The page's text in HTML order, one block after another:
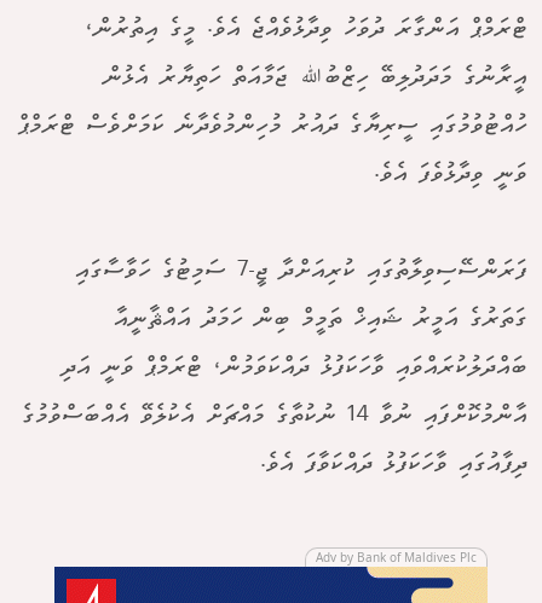
ޓްރަމްޕް އަންގާރަ ދުވަހު ވިދާޅުވެއްޖެ އެވެ. މީގެ އިތުރުން،
އީރާނުގެ މަދަދުލިބޭ ހިޒްބުﷲ ޖަމާއަތް ހަތިޔާރު އެޅުން
ހުއްޓުވުމުގައި ސީރިޔާގެ ދައުރު މުހިންމުވެދާނެ ކަމަށްވެސް ޓްރަމްޕް
ވަނީ ވިދާޅުވެފަ އެވެ.
ފަރަންސޭސިވިލާތުގައި ކުރިއަށްދާ ޖީ-7 ސަމިޓުގެ ހަވާސާގައި
ގަތަރުގެ އަމީރު ޝައިޚް ތަމީމް ބިން ހަމަދު އައްޘާނީއާ
ބައްދަލުކުރައްވައި ވާހަކަފުޅު ދައްކަވަމުން، ޓްރަމްޕް ވަނީ އަދި
އާންމުކޮށްފައި ނުވާ 14 ނުކުތާގެ މައްޗަށް އެކުލެވޭ އެއްބަސްވުމުގެ
ދިފާއުގައި ވާހަކަފުޅު ދައްކަވާފަ އެވެ.
Adv by Bank of Maldives Plc